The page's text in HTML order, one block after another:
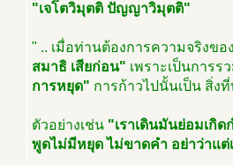
"เจโตวิมุตติ ปัญญาวิมุตติ"
" .. เมื่อท่านต้องการความจริงข
สมาธิ เสียก่อน" เพราะเป็นการ
การหยุด" การก้าวไปนั้นเป็น สิ่งที่
ตัวอย่างเช่น "เราเดินมันย่อมเกิ
พูดไม่มีหยุด ไม่ขาดคำ อย่าว่าแ